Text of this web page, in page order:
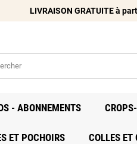
LIVRAISON GRATUITE à
- ABONNEMENTS
ET POCHOIRS COLLES ET